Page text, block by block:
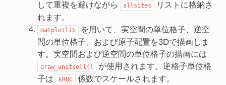
して重複を避けながら
allsites
リストに格納さ
れます。
matplotlib
を用いて、実空間の単位格子、逆空
間の単位格子、および原子配置を3Dで描画しま
す。実空間および逆空間の単位格子の描画には
draw_unitcell()
が使用されます。逆格子単位格
子は
kRUC
係数でスケールされます。